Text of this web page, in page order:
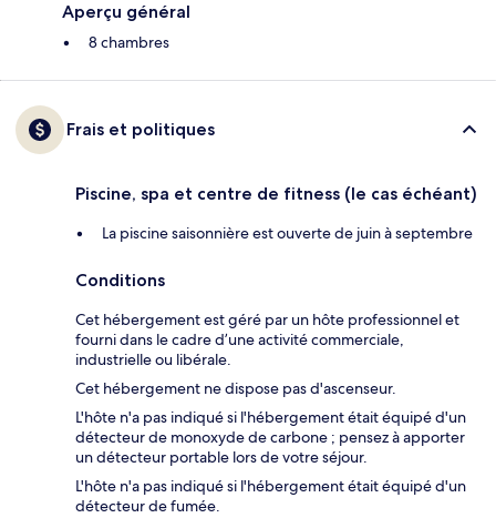
Aperçu général
8 chambres
Frais et politiques
Piscine, spa et centre de fitness (le cas échéant)
La piscine saisonnière est ouverte de juin à septembre
Conditions
Cet hébergement est géré par un hôte professionnel et
fourni dans le cadre d’une activité commerciale,
industrielle ou libérale.
Cet hébergement ne dispose pas d'ascenseur.
L'hôte n'a pas indiqué si l'hébergement était équipé d'un
détecteur de monoxyde de carbone ; pensez à apporter
un détecteur portable lors de votre séjour.
L'hôte n'a pas indiqué si l'hébergement était équipé d'un
détecteur de fumée.